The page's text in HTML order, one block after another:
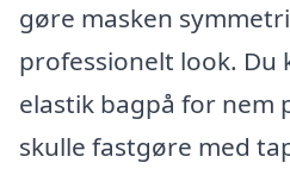
gøre masken
professionelt look. Du
elastik bagpå for nem
skulle fastgøre med